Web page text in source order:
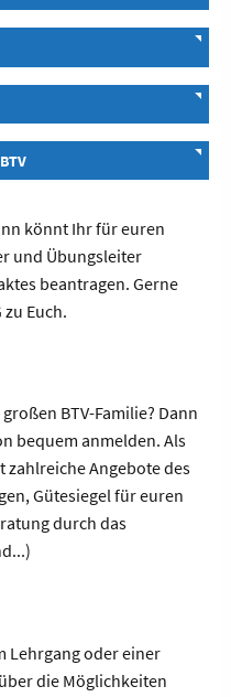
könnt Ihr für euren
und Übungsleiter
beantragen. Gerne
Euch.
BTV-Familie? Dann
bequem anmelden. Als
Angebote des
Gütesiegel für euren
durch das
Lehrgang oder einer
die Möglichkeiten